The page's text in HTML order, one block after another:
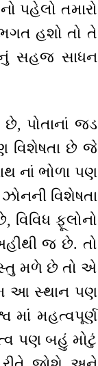
પહેલો તમારો
હશો તો તે
સહજ સાધન
પોતાનાં જડ
વિશેષતા છે જે
નાં ભોળા પણ
વિશેષતા
ફૂલોનો
જ છે. તો
મળે છે તો એ
આ સ્થાન પણ
માં મહત્વપૂર્ણ
પણ બહું મોટું